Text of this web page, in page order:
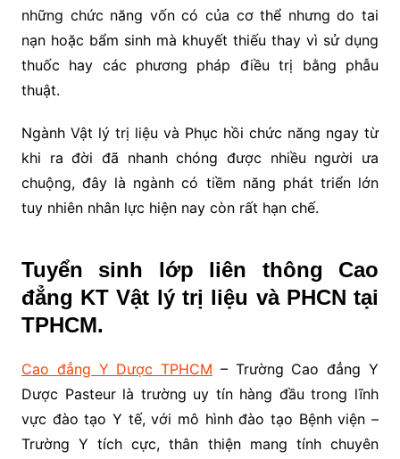
những chức năng vốn có của cơ thể nhưng do tai
nạn hoặc bẩm sinh mà khuyết thiếu thay vì sử dụng
thuốc hay các phương pháp điều trị bằng phẫu
thuật.
Ngành Vật lý trị liệu và Phục hồi chức năng ngay từ
khi ra đời đã nhanh chóng được nhiều người ưa
chuộng, đây là ngành có tiềm năng phát triển lớn
tuy nhiên nhân lực hiện nay còn rất hạn chế.
Tuyển sinh lớp liên thông Cao
đẳng KT Vật lý trị liệu và PHCN tại
TPHCM.
Cao đẳng Y Dược TPHCM – Trường Cao đẳng Y
Dược Pasteur là trường uy tín hàng đầu trong lĩnh
vực đào tạo Y tế, với mô hình đào tạo Bệnh viện –
Trường Y tích cực, thân thiện mang tính chuyên